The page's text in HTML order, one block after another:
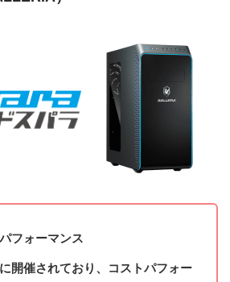
フォーマンス
開催されており、コストパフォー